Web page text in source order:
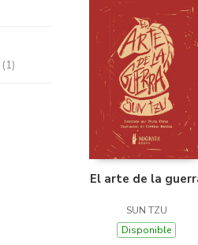
El arte de la
SUN TZU
Disponible
(1)